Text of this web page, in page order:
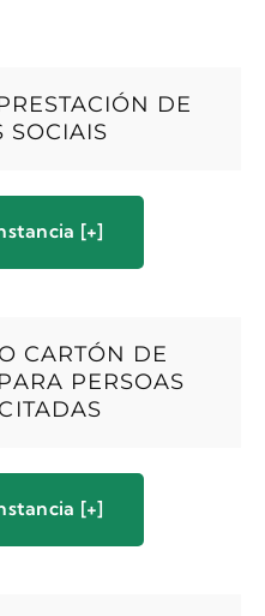
DE
SOCIAIS
[+]
CARTÓN DE
PERSOAS
[+]